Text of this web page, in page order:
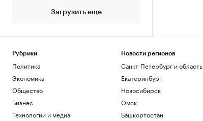
Загрузить еще
Рубрики
Политика
Экономика
Общество
Бизнес
Технологии и медиа
Новости регионов
Санкт-Петербург и область
Екатеринбург
Новосибирск
Омск
Башкортостан